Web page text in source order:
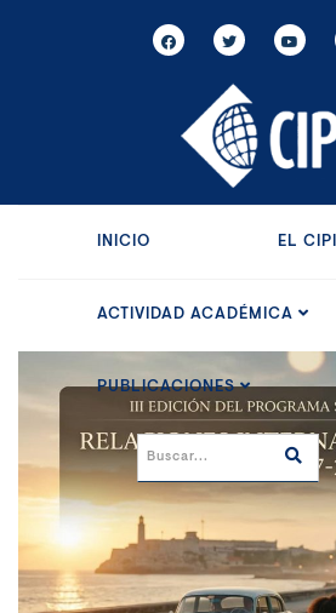
INICIO EL CIPI
ACTIVIDAD ACADÉMICA
PUBLICACIONES